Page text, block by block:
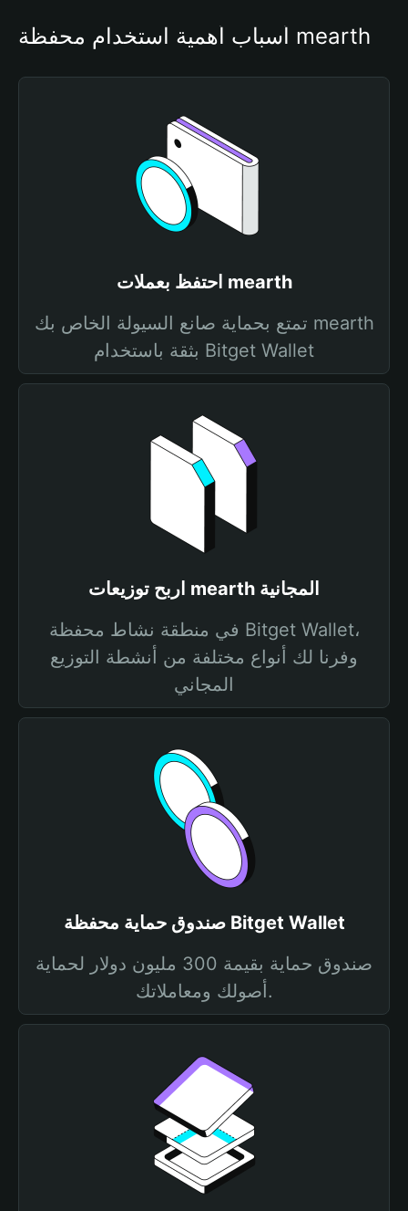
أسباب أهمية استخدام محفظة mearth
احتفظ بعملات mearth
تمتع بحماية صانع السيولة الخاص بك mearth
بثقة باستخدام Bitget Wallet
اربح توزيعات mearth المجانية
في منطقة نشاط محفظة Bitget Wallet،
وفرنا لك أنواع مختلفة من أنشطة التوزيع
المجاني
صندوق حماية محفظة Bitget Wallet
صندوق حماية بقيمة 300 مليون دولار لحماية
أصولك ومعاملاتك.